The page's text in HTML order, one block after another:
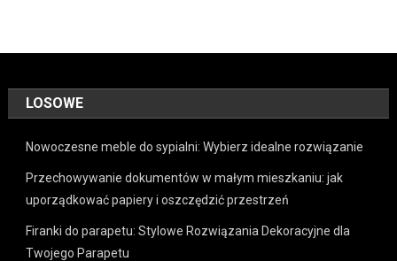
LOSOWE
Nowoczesne meble do sypialni: Wybierz idealne rozwiązanie
Przechowywanie dokumentów w małym mieszkaniu: jak
uporządkować papiery i oszczędzić przestrzeń
Firanki do parapetu: Stylowe Rozwiązania Dekoracyjne dla
Twojego Parapetu